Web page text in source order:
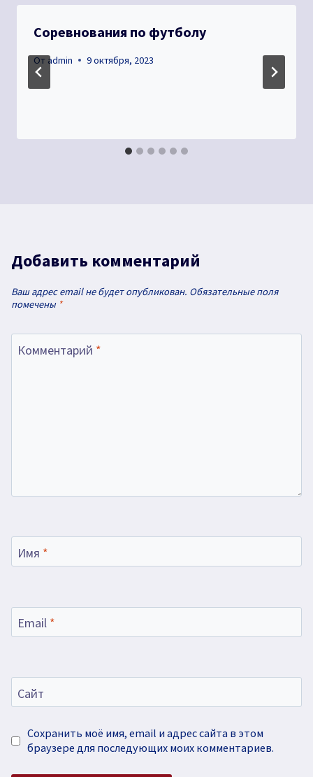
Соревнования по футболу
От admin 9 октября, 2023
Добавить комментарий
Ваш адрес email не будет опубликован. Обязательные поля
помечены *
Комментарий *
Имя *
Email *
Сайт
Сохранить моё имя, email и адрес сайта в этом
браузере для последующих моих комментариев.